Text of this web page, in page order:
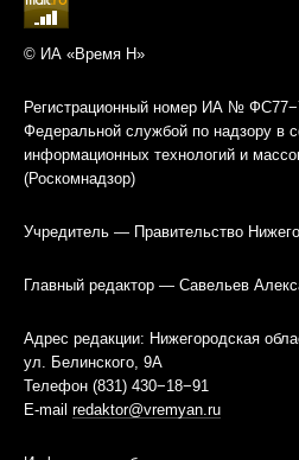
© ИА «Время Н»
Регистрационный номер ИА №
Федеральной службой по надзору в
информационных технологий и
(Роскомнадзор)
Учредитель — Правительство
Главный редактор — Савельев
Адрес редакции: Нижегородская
ул. Белинского, 9А
Телефон (831) 430−18−91
E-mail redaktor@vremyan.ru